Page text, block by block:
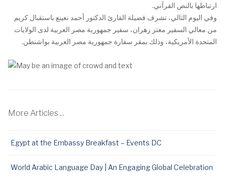
ارتباطها بالنص القرآني.
وفي اليوم التالي، تشرف فضيلة القارئ الدكتور أحمد نعينع باستقبال كريم
من معالي السفير معتز زهران، سفير جمهورية مصر العربية لدى الولايات
المتحدة الأمريكية، وذلك بمقر سفارة جمهورية مصر العربية بواشنطن.
More Articles ...
Egypt at the Embassy Breakfast – Events DC
World Arabic Language Day | An Engaging Global Celebration